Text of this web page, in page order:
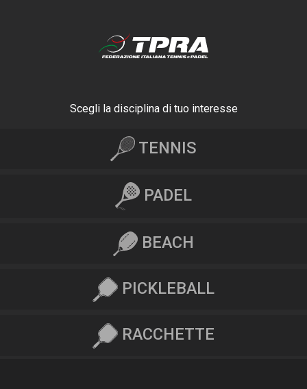
Scegli la disciplina di tuo interesse
TENNIS
PADEL
BEACH
PICKLEBALL
RACCHETTE